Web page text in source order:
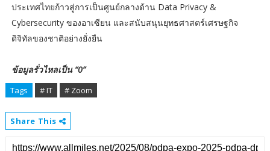
ประเทศไทยก้าวสู่การเป็นศูนย์กลางด้าน Data Privacy &
Cybersecurity ของอาเซียน และสนับสนุนยุทธศาสตร์เศรษฐกิจ
ดิจิทัลของชาติอย่างยั่งยืน
ข้อมูลรั่วไหลเป็น “0”
Tags # IT # Zoom
Share This